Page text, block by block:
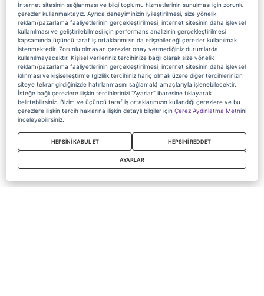
İnternet sitesinin sağlanması ve bilgi toplumu hizmetlerinin sunulması için zorunlu
çerezler kullanmaktayız. Ayrıca deneyiminizin iyileştirilmesi, size yönelik
reklam/pazarlama faaliyetlerinin gerçekleştirilmesi, internet sitesinin daha işlevsel
kullanılması ve geliştirilebilmesi için performans analizinin gerçekleştirilmesi
kapsamında üçüncü taraf iş ortaklarımızın da erişebileceği çerezler kullanılmak
istenmektedir. Zorunlu olmayan çerezler onay vermediğiniz durumlarda
kullanılmayacaktır. Kişisel verileriniz tercihinize bağlı olarak size yönelik
reklam/pazarlama faaliyetlerinin gerçekleştirilmesi, internet sitesinin daha işlevsel
kılınması ve kişiselleştirme (gizlilik tercihiniz hariç olmak üzere diğer tercihlerinizin
siteye tekrar girdiğinizde hatırlanmasını sağlamak) amaçlarıyla işlenebilecektir.
İsteğe bağlı çerezlere ilişkin tercihlerinizi “Ayarlar” ibaresine tıklayarak
belirtebilirsiniz. Bizim ve üçüncü taraf iş ortaklarımızın kullandığı çerezlere ve bu
çerezlere ilişkin tercih haklarına ilişkin detaylı bilgiler için Çerez Aydınlatma Metnini
inceleyebilirsiniz.
HEPSİNİ KABUL ET HEPSİNİ REDDET
AYARLAR